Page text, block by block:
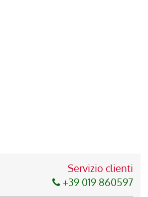
Servizio clienti
+39 019 860597